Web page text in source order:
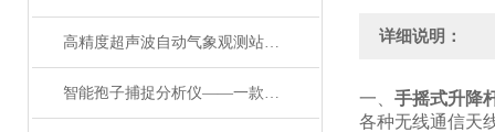
高精度超声波自动气象观测站：重塑气象数据采集的 “精准标gan”
智能孢子捕捉分析仪——一款守护作物健康的田间孢子捕捉分析仪2024已更新
详细说明：
一、 手摇式升降
各种无线通信天